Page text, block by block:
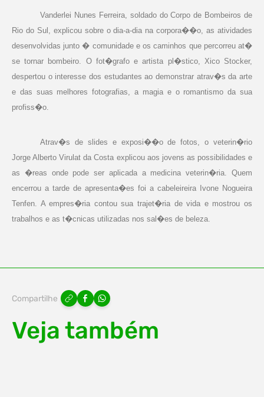
Vanderlei Nunes Ferreira, soldado do Corpo de Bombeiros de
Rio do Sul, explicou sobre o dia-a-dia na corpora��o, as atividades
desenvolvidas junto � comunidade e os caminhos que percorreu at�
se tornar bombeiro. O fot�grafo e artista pl�stico, Xico Stocker,
despertou o interesse dos estudantes ao demonstrar atrav�s da arte
e das suas melhores fotografias, a magia e o romantismo da sua
profiss�o.
Atrav�s de slides e exposi��o de fotos, o veterin�rio
Jorge Alberto Virulat da Costa explicou aos jovens as possibilidades e
as �reas onde pode ser aplicada a medicina veterin�ria. Quem
encerrou a tarde de apresenta�es foi a cabeleireira Ivone Nogueira
Tenfen. A empres�ria contou sua trajet�ria de vida e mostrou os
trabalhos e as t�cnicas utilizadas nos sal�es de beleza.
Compartilhe
Veja também